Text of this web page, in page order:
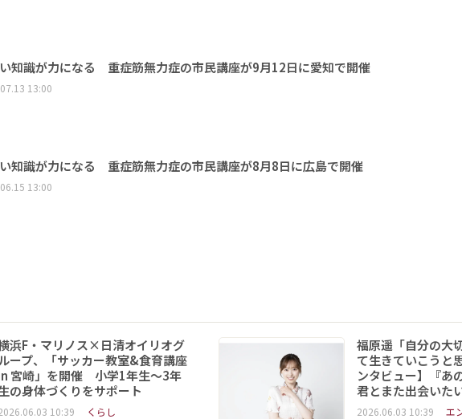
知識が力になる 重症筋無力症の市民講座が9月12日に愛知で開催
13:00
知識が力になる 重症筋無力症の市民講座が8月8日に広島で開催
13:00
浜F・マリノス×日清オイリオグ
ープ、「サッカー教室&食育講座
宮崎」を開催 小学1年生～3年
の身体づくりをサポート
10:39 くらし
福原遥「自分の大
て生きていこうと
ンタビュー】『あ
君とまた出会いた
2026.06.03 10:39 エ